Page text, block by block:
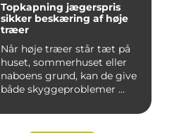
Topkapning jægerspris
sikker beskæring af høje
træer
Når høje træer står tæt på
huset, sommerhuset eller
naboens grund, kan de give
både skyggeproblemer ...